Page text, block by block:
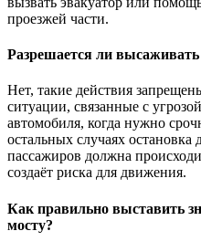
проезжей части.
Разрешается ли
Нет, такие действия
ситуации, связанные с
автомобиля, когда нужно
остальных случаях
пассажиров должна
создаёт риска для движения.
Как правильно выставить
мосту?